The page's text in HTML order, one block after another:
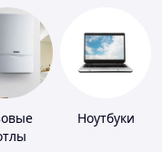
Ноутбуки